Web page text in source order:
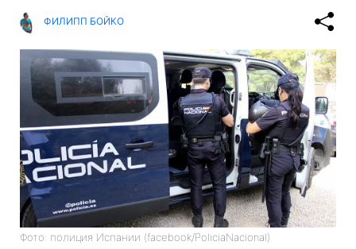
ФИЛИПП БОЙКО
Фото: полиция Испании (facebook/PoliciaNacional)